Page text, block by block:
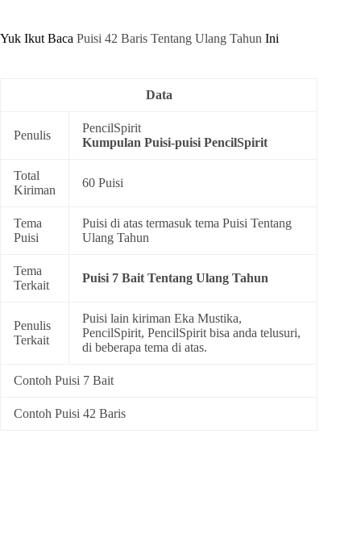
Yuk Ikut Baca Puisi 42 Baris Tentang Ulang Tahun Ini
Data
Penulis
PencilSpirit
Kumpulan Puisi-puisi PencilSpirit
Total
Kiriman
60 Puisi
Tema
Puisi
Puisi di atas termasuk tema Puisi Tentang
Ulang Tahun
Tema
Terkait
Puisi 7 Bait Tentang Ulang Tahun
Penulis
Terkait
Puisi lain kiriman Eka Mustika,
PencilSpirit, PencilSpirit bisa anda telusuri,
di beberapa tema di atas.
Contoh Puisi 7 Bait
Contoh Puisi 42 Baris